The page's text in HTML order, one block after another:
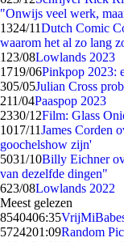
"Onwijs veel werk,
1324/11Dutch Comic
waarom het al zo lang
1 23/08Lowlands 2023
1719/06Pinkpop 2023:
305/05Julian Cross
211/04Paaspop 2023
2330/12Film: Glass
1017/11James Corden
goochelshow zijn'
5031/10Billy Eichner
van dezelfde dingen"
623/08Lowlands 2022
Meest gelezen
8540406:35
5724201:09Random